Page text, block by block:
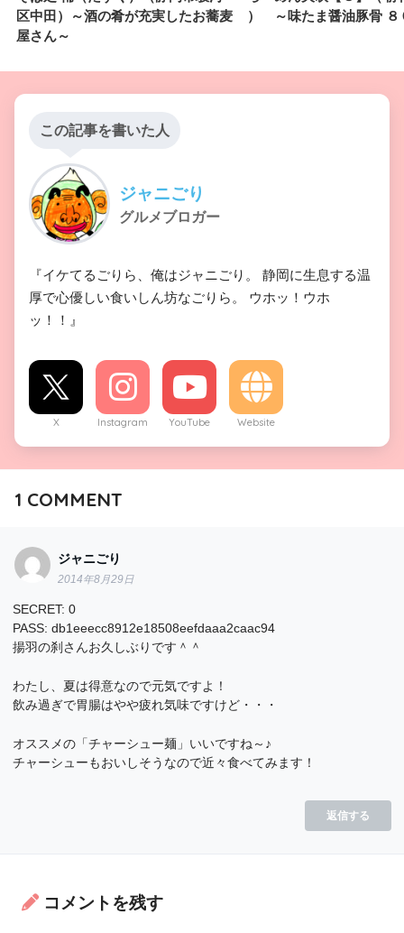
区中田）～酒の肴が充実したお蕎麦
屋さん～
） ～味たま醤油豚骨 ８
この記事を書いた人
ジャニごり
グルメブロガー
『イケてるごりら、俺はジャニごり。 静岡に生息する温
厚で心優しい食いしん坊なごりら。 ウホッ！ウホ
ッ！！』
X Instagram YouTube Website
1 COMMENT
ジャニごり
2014年8月29日
SECRET: 0
PASS: db1eeecc8912e18508eefdaaa2caac94
揚羽の刹さんお久しぶりです＾＾
わたし、夏は得意なので元気ですよ！
飲み過ぎで胃腸はやや疲れ気味ですけど・・・
オススメの「チャーシュー麺」いいですね～♪
チャーシューもおいしそうなので近々食べてみます！
返信する
コメントを残す